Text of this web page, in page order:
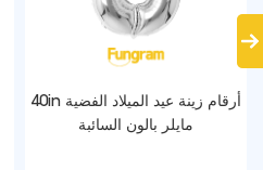
40in أرقام زينة عيد الميلاد الفضية
مايلر بالون السائبة